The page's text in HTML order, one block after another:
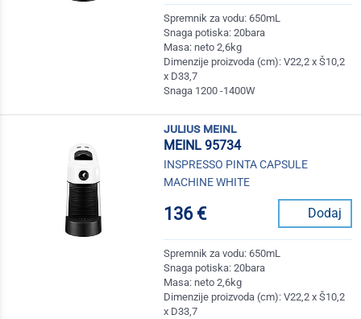
Spremnik za vodu: 650mL
Snaga potiska: 20bara
Masa: neto 2,6kg
Dimenzije proizvoda (cm): V22,2 x Š10,2
x D33,7
Snaga 1200 -1400W
julius meinl
MEINL 95734
INSPRESSO PINTA CAPSULE
MACHINE WHITE
136 € Dodaj
Spremnik za vodu: 650mL
Snaga potiska: 20bara
Masa: neto 2,6kg
Dimenzije proizvoda (cm): V22,2 x Š10,2
x D33,7